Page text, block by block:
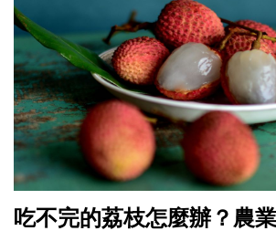
吃不完的荔枝怎麼辦？農